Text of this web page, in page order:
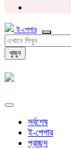
ই-পেপার
খুজুন
সর্বশেষ
ই-পেপার
প্রচ্ছদ